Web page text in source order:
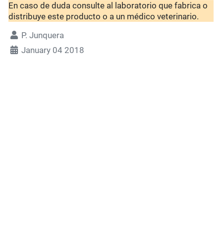
En caso de duda consulte al laboratorio que fabrica o
distribuye este producto o a un médico veterinario.
P. Junquera
January 04 2018